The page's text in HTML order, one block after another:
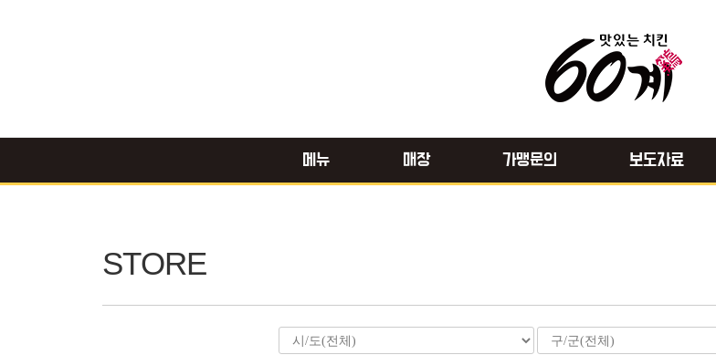
메뉴 매장 가맹문의 보도자료
STORE